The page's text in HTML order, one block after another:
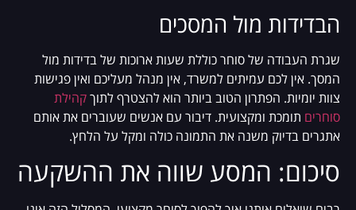
הבדידות מול המסכים
שגרת העבודה של סוחר כוללת שעות ארוכות של בדידות מול
המסך. אין לכם עמיתים למשרד, אין מנהל מעליכם ואין פגישות
צוות יומיות. הפתרון הטוב ביותר הוא להצטרף לתוךקהילת
סוחרים תומכת ומקצועית. דיבור עם אנשים שעוברים את אותם
אתגרים בדיוק משנה את התמונה כולה ומקל על הלחץ.
סיכום: המסע שווה את ההשקעה